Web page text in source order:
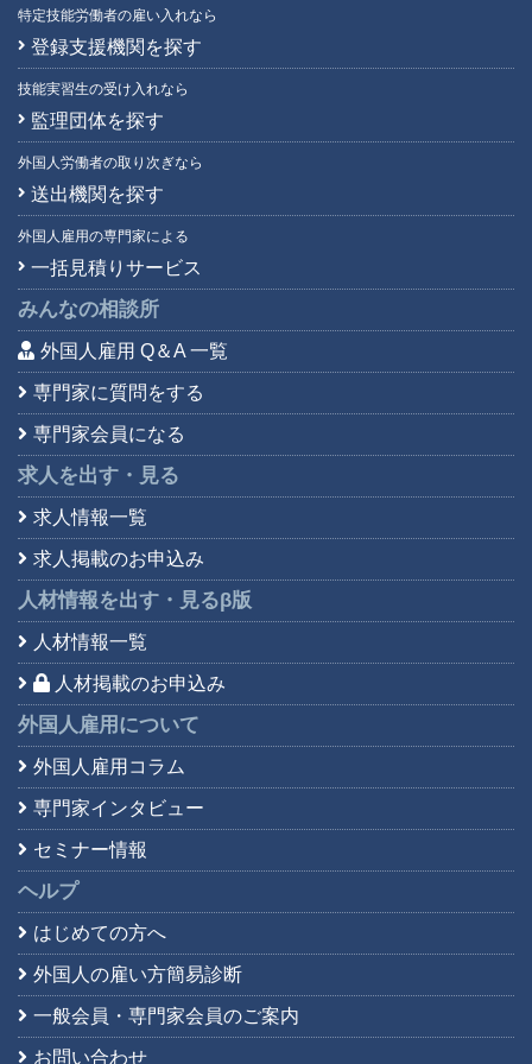
特定技能労働者の雇い入れなら
登録支援機関を探す
技能実習生の受け入れなら
監理団体を探す
外国人労働者の取り次ぎなら
送出機関を探す
外国人雇用の専門家による
一括見積りサービス
みんなの相談所
外国人雇用 Q＆A 一覧
専門家に質問をする
専門家会員になる
求人を出す・見る
求人情報一覧
求人掲載のお申込み
人材情報を出す・見るβ版
人材情報一覧
人材掲載のお申込み
外国人雇用について
外国人雇用コラム
専門家インタビュー
セミナー情報
ヘルプ
はじめての方へ
外国人の雇い方簡易診断
一般会員・専門家会員のご案内
お問い合わせ